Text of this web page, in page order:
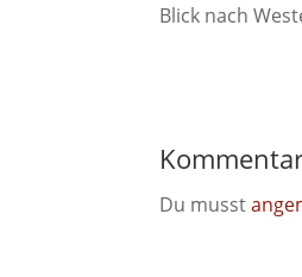
Blick nach
Du musst